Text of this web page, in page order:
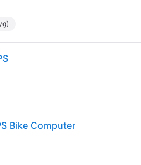
Bike Computer